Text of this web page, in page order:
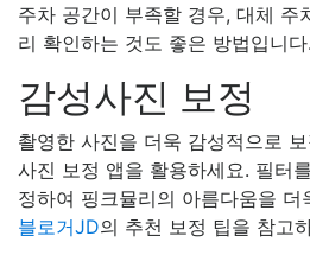
주차 공간이 부족할 경우, 대체 주
리 확인하는 것도 좋은 방법입니다.
감성사진 보정
촬영한 사진을 더욱 감성적으로
사진 보정 앱을 활용하세요. 필터
정하여 핑크뮬리의 아름다움을
블로거JD의 추천 보정 팁을 참고